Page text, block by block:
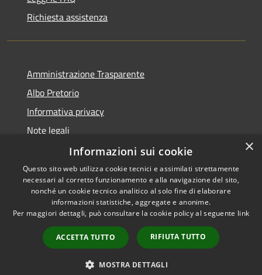
Richiesta assistenza
Amministrazione Trasparente
Albo Pretorio
Informativa privacy
Note legali
Dichiarazione di accessibilità
RSS
Accessibilità
Copyright © 2026 • Comune di
Sesto ed Uniti • Powered by
Municipium•
Accesso
redazione
×
Informazioni sui cookie
Questo sito web utilizza cookie tecnici e assimilati strettamente
necessari al corretto funzionamento e alla navigazione del sito,
nonché un cookie tecnico analitico al solo fine di elaborare
informazioni statistiche, aggregate e anonime.
Per maggiori dettagli, può consultare la cookie policy al seguente link
ACCETTA TUTTO RIFIUTA TUTTO
MOSTRA DETTAGLI